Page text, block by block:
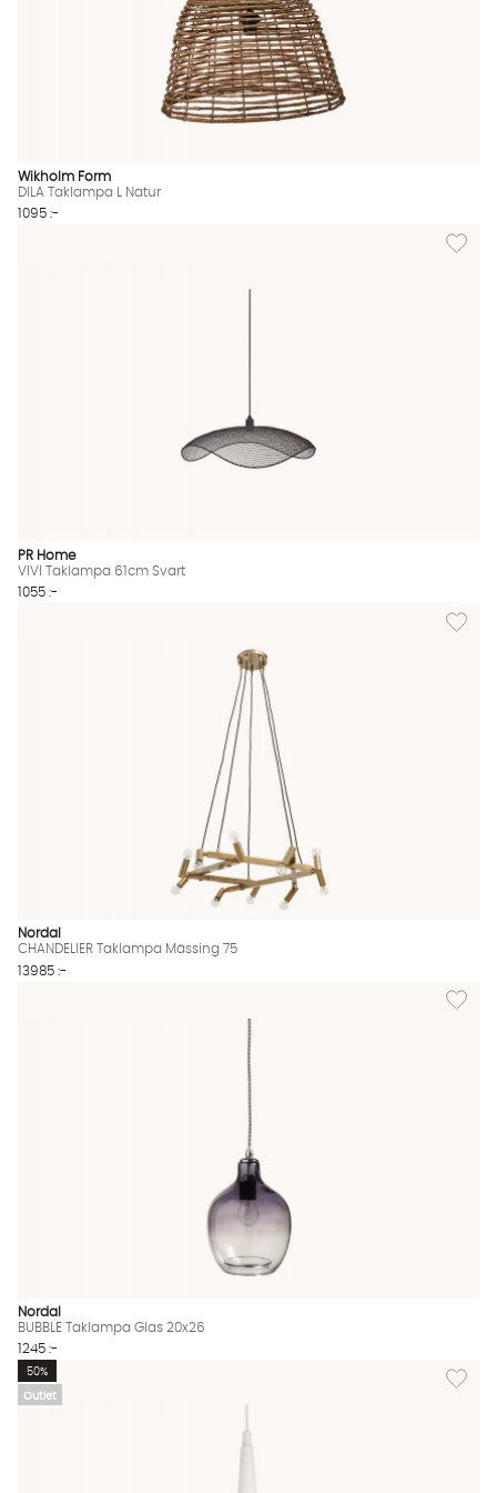
Wikholm Form
DILA Taklampa L Natur
1095 :-
Lägg
PR Home
VIVI Taklampa 61cm Svart
1055 :-
Lägg
Nordal
CHANDELIER Taklampa Mässing 75
13985 :-
Lägg
Nordal
BUBBLE Taklampa Glas 20x26
1245 :-
Outlet
Lägg
50%